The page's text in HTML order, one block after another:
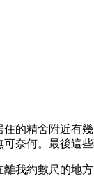
的精舍附近有
奈何。最後這
我約數尺的地